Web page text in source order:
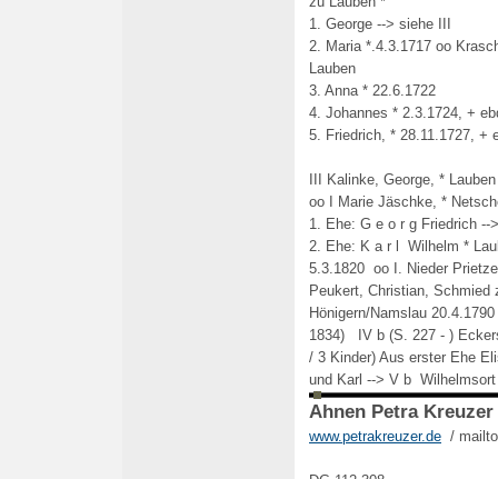
1. George --> siehe III
2. Maria *.4.3.1717 oo
Lauben
3. Anna * 22.6.1722
4. Johannes * 2.3.1724, +
5. Friedrich, * 28.11.1727, +
III Kalinke, George, *
oo I Marie Jäschke, *
1. Ehe: G e o r g Friedrich
2. Ehe: K a r l Wilhelm *
5.3.1820 oo I. Nieder
Peukert, Christian, Schmied
Hönigern/Namslau
1834) IV b (S. 227 - )
/ 3 Kinder) Aus erster Ehe
und Karl --> V b Wilhelmsort
Ahnen Petra
www.petrakreuzer.de /